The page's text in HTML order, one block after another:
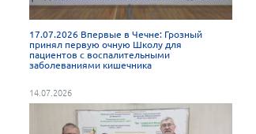
17.07.2026 Впервые в Чечне: Грозный
принял первую очную Школу для
пациентов с воспалительными
заболеваниями кишечника
14.07.2026